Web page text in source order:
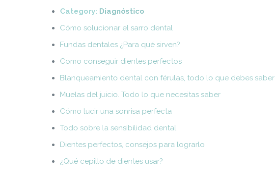
Category: Diagnóstico
Cómo solucionar el sarro dental
Fundas dentales ¿Para qué sirven?
Como conseguir dientes perfectos
Blanqueamiento dental con férulas, todo lo que debes saber
Muelas del juicio. Todo lo que necesitas saber
Cómo lucir una sonrisa perfecta
Todo sobre la sensibilidad dental
Dientes perfectos, consejos para lograrlo
¿Qué cepillo de dientes usar?